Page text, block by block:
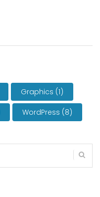
Graphics (1)
WordPress (8)